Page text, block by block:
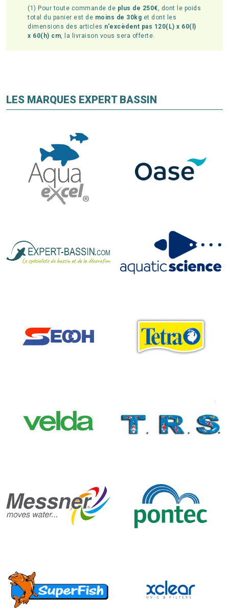
(1) Pour toute commande de plus de 250€, dont le poids
total du panier est de moins de 30kg et dont les
dimensions des articles n'excèdent pas 120(L) x 60(l)
x 60(h) cm, la livraison vous sera offerte.
LES MARQUES EXPERT BASSIN